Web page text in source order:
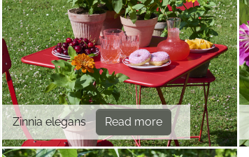
Zinnia elegans Read more